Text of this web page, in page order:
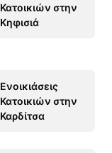
Κατοικιών στην
Κηφισιά
Ενοικιάσεις
Κατοικιών στην
Καρδίτσα